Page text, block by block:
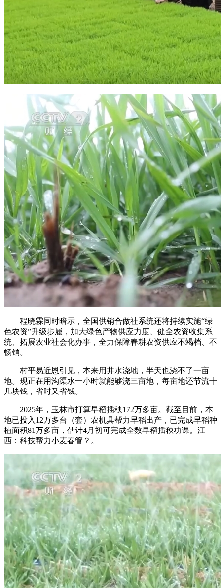
程晓霖同时暗示，全国供销合做社系统还将持续实施“绿
色农资”升级步履，加大绿色产物供应力度、健全农资收集系
统、拓展农业社会化办事，全力保障春耕农资供应不竭档、不
畅销。
村平易近恩引见，本来用井水浇地，半天也浇不了一亩
地。现正在用沟渠水一小时就能够浇三亩地，每亩地还节流十
几块钱，省时又省钱。
2025年，玉林市打算早稻插秧172万多亩。截至目前，本
地已投入12万多台（套）农机具帮力早稻出产，已完成早稻种
植面积81万多亩，估计4月初可完成全数早稻插秧功课。江
西：科技帮力小麦春管？。